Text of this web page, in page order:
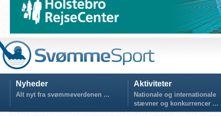
Nyheder
Alt nyt fra svømmeverdenen ...
Aktiviteter
Nationale og internationale
stævner og konkurrencer ...